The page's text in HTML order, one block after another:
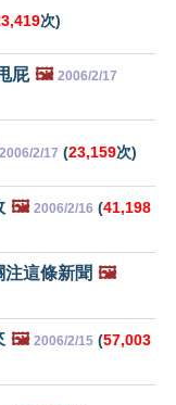
次)
屁 🖼️ 2006/2/17
2006/2/17 (23,159次)
🖼️ 2006/2/16 (41,198
這條新聞 🖼️
🖼️ 2006/2/15 (57,003